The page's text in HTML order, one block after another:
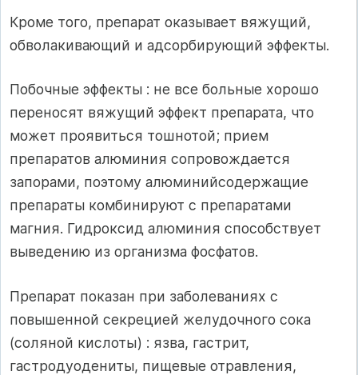
Кроме того, препарат оказывает вяжущий,
обволакивающий и адсорбирующий эффекты.
Побочные эффекты : не все больные хорошо
переносят вяжущий эффект препарата, что
может проявиться тошнотой; прием
препаратов алюминия сопровождается
запорами, поэтому алюминийсодержащие
препараты комбинируют с препаратами
магния. Гидроксид алюминия способствует
выведению из организма фосфатов.
Препарат показан при заболеваниях с
повышенной секрецией желудочного сока
(соляной кислоты) : язва, гастрит,
гастродуодениты, пищевые отравления,